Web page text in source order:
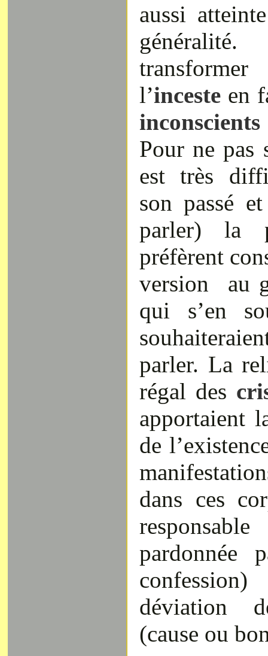
aussi
l’inceste en
Pour ne pas
est très
son passé
parler) la
préfèrent
version au
qui s’en
parler. La
régal des
apportaient
de
dans ces
pardonnée
déviation
(cause ou